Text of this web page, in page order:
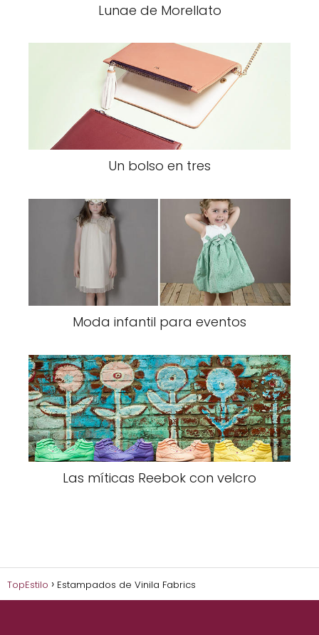
Lunae de Morellato
Un bolso en tres
Moda infantil para eventos
Las míticas Reebok con velcro
TopEstilo Estampados de Vinila Fabrics